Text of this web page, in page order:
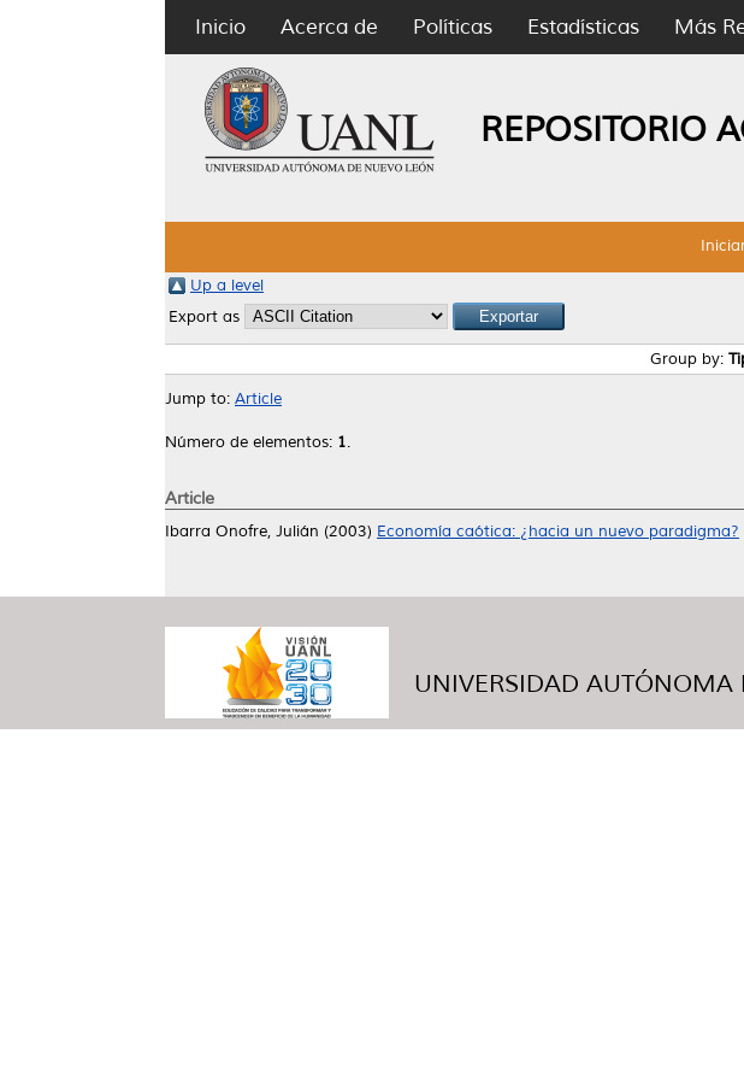
Inicio Acerca de Políticas Estadísticas Más
REPOSITORIO
Up a level
Export as
Group by:
Jump to: Article
Número de elementos: 1.
Article
Ibarra Onofre, Julián (2003) Economía caótica: ¿hacia un nuevo paradigma?
UNIVERSIDAD